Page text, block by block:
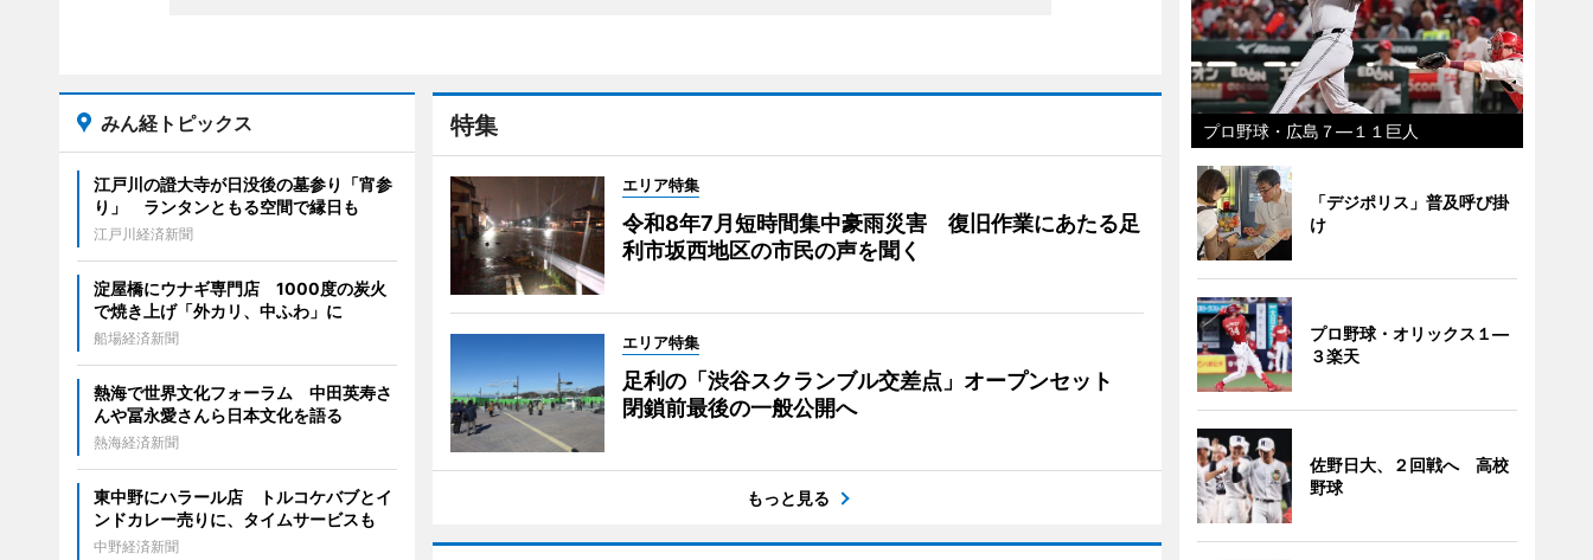
特集
エリア特集
令和8年7月短時間集中豪雨災害 復旧作業にあたる足
利市坂西地区の市民の声を聞く
エリア特集
足利の「渋谷スクランブル交差点」オープンセット
閉鎖前最後の一般公開へ
もっと見る
みん経トピックス
江戸川の證大寺が日没後の墓参り「宵参
り」 ランタンともる空間で縁日も
江戸川経済新聞
淀屋橋にウナギ専門店 1000度の炭火
で焼き上げ「外カリ、中ふわ」に
船場経済新聞
熱海で世界文化フォーラム 中田英寿さ
んや冨永愛さんら日本文化を語る
熱海経済新聞
東中野にハラール店 トルコケバブとイ
ンドカレー売りに、タイムサービスも
中野経済新聞
プロ野球・広島７―１１巨人
「デジポリス」普及呼び掛
け
プロ野球・オリックス１―
３楽天
佐野日大、２回戦へ 高校
野球